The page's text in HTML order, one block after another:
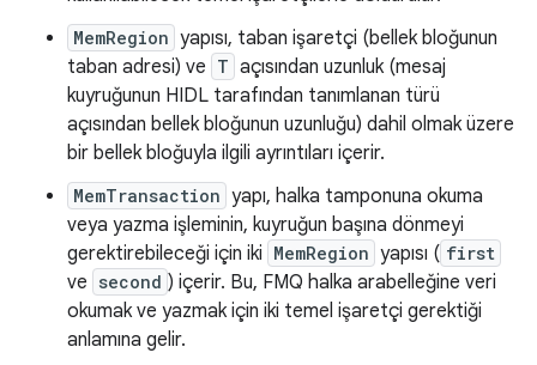
MemRegion yapısı, taban işaretçi (bellek bloğunun
taban adresi) ve T açısından uzunluk (mesaj
kuyruğunun HIDL tarafından tanımlanan türü
açısından bellek bloğunun uzunluğu) dahil olmak üzere
bir bellek bloğuyla ilgili ayrıntıları içerir.
MemTransaction yapı, halka tamponuna okuma
veya yazma işleminin, kuyruğun başına dönmeyi
gerektirebileceği için iki MemRegion yapısı ( first
ve second ) içerir. Bu, FMQ halka arabelleğine veri
okumak ve yazmak için iki temel işaretçi gerektiği
anlamına gelir.